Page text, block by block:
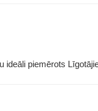
ideāli piemērots